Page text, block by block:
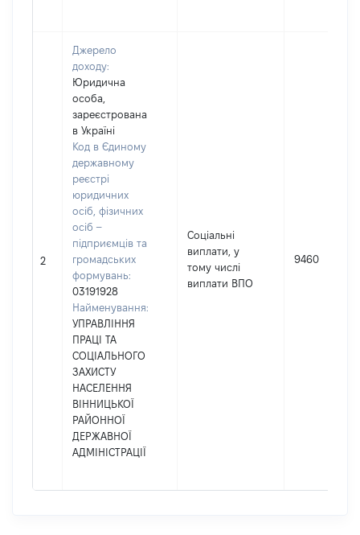
2
Джерело
доходу:
Юридична
особа,
зареєстрована
в Україні
Код в Єдиному
державному
реєстрі
юридичних
осіб, фізичних
осіб –
підприємців та
громадських
формувань:
03191928
Найменування:
УПРАВЛІННЯ
ПРАЦІ ТА
СОЦІАЛЬНОГО
ЗАХИСТУ
НАСЕЛЕННЯ
ВІННИЦЬКОЇ
РАЙОННОЇ
ДЕРЖАВНОЇ
АДМІНІСТРАЦІЇ
Соціальні
виплати, у
тому числі
виплати ВПО
9460